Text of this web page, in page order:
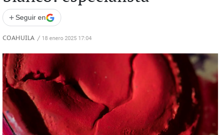
+ Seguir en
COAHUILA / 18 enero 2025 17:04